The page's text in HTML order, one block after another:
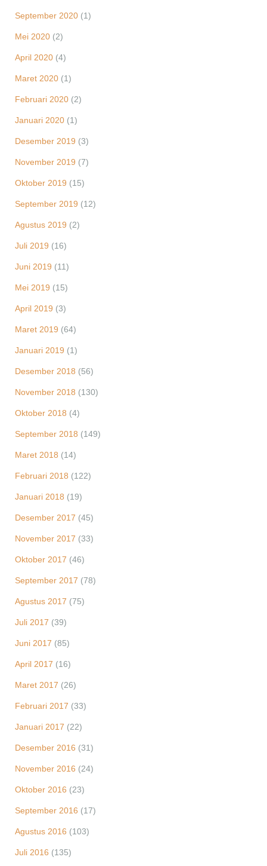
September 2020 (1)
Mei 2020 (2)
April 2020 (4)
Maret 2020 (1)
Februari 2020 (2)
Januari 2020 (1)
Desember 2019 (3)
November 2019 (7)
Oktober 2019 (15)
September 2019 (12)
Agustus 2019 (2)
Juli 2019 (16)
Juni 2019 (11)
Mei 2019 (15)
April 2019 (3)
Maret 2019 (64)
Januari 2019 (1)
Desember 2018 (56)
November 2018 (130)
Oktober 2018 (4)
September 2018 (149)
Maret 2018 (14)
Februari 2018 (122)
Januari 2018 (19)
Desember 2017 (45)
November 2017 (33)
Oktober 2017 (46)
September 2017 (78)
Agustus 2017 (75)
Juli 2017 (39)
Juni 2017 (85)
April 2017 (16)
Maret 2017 (26)
Februari 2017 (33)
Januari 2017 (22)
Desember 2016 (31)
November 2016 (24)
Oktober 2016 (23)
September 2016 (17)
Agustus 2016 (103)
Juli 2016 (135)